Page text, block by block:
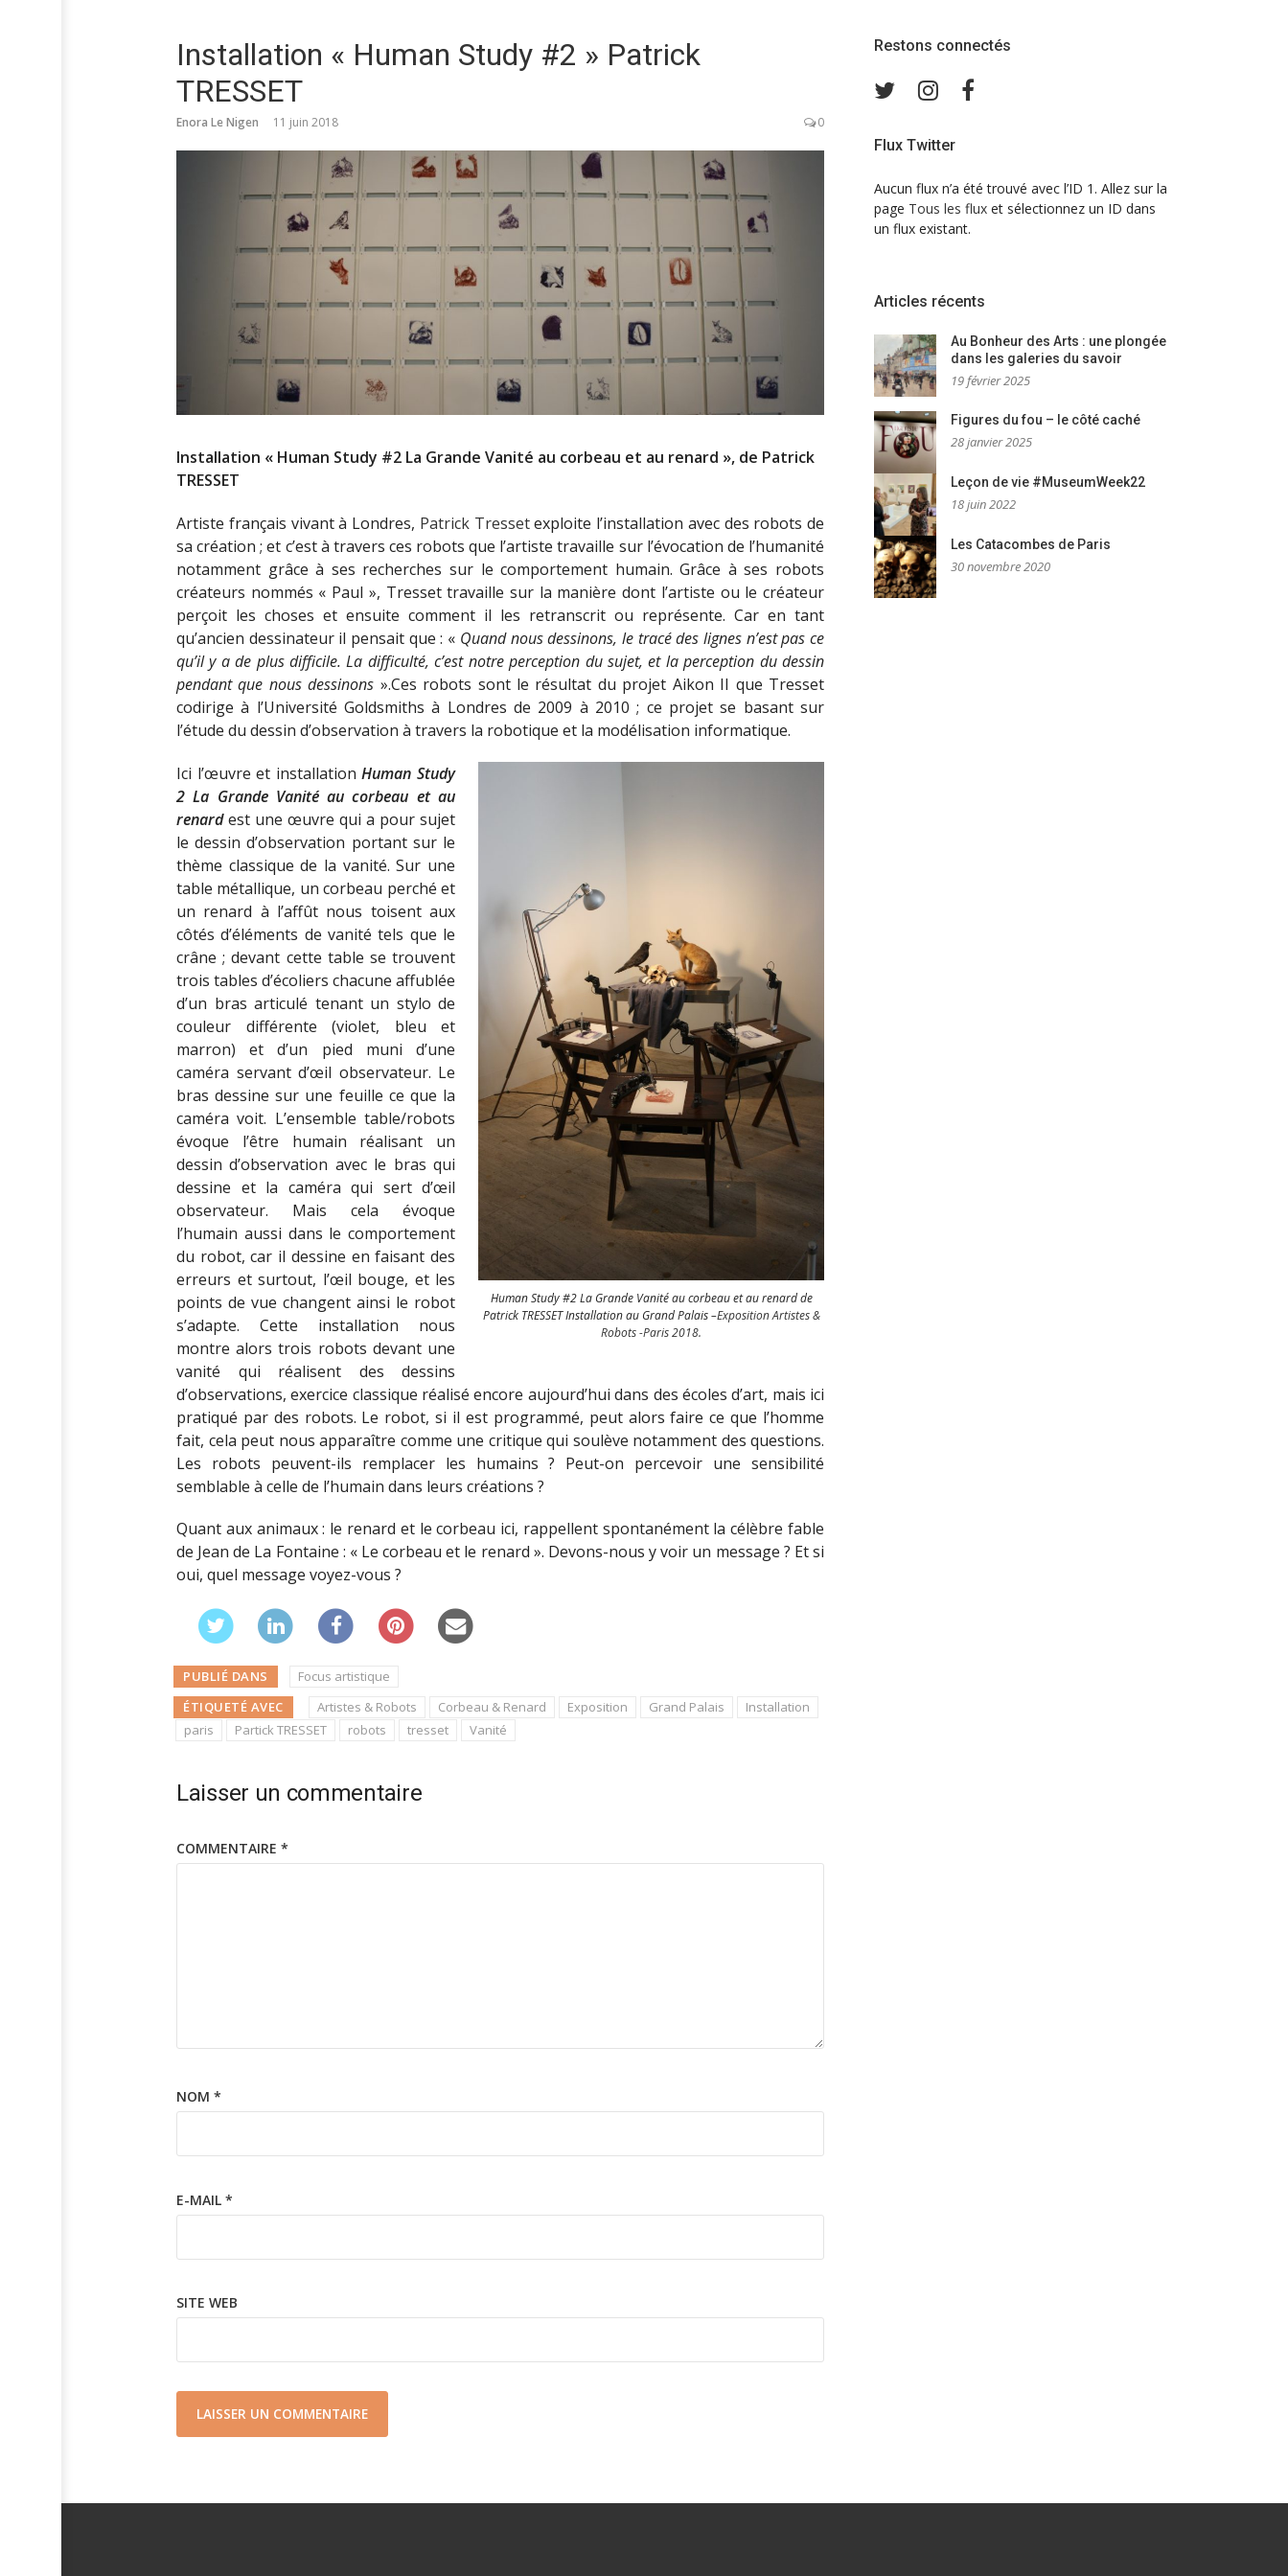
Installation « Human Study #2 » Patrick
TRESSET
Enora Le Nigen 11 juin 2018 0
Installation « Human Study #2 La Grande Vanité au corbeau et au renard », de Patrick
TRESSET
Artiste français vivant à Londres, Patrick Tressetexploite l’installation avec des robots de
sa création ; et c’est à travers ces robots que l’artiste travaille sur l’évocation de l’humanité
notamment grâce à ses recherches sur le comportement humain. Grâce à ses robots
créateurs nommés « Paul », Tresset travaille sur la manière dont l’artiste ou le créateur
perçoit les choses et ensuite comment il les retranscrit ou représente. Car en tant
qu’ancien dessinateur il pensait que : « Quand nous dessinons, le tracé des lignes n’est pas ce
qu’il y a de plus difficile. La difficulté, c’est notre perception du sujet, et la perception du dessin
pendant que nous dessinons ».Ces robots sont le résultat du projet Aikon II que Tresset
codirige à l’Université Goldsmiths à Londres de 2009 à 2010 ; ce projet se basant sur
l’étude du dessin d’observation à travers la robotique et la modélisation informatique.
Human Study #2 La Grande Vanité au corbeau et au renard de
Patrick TRESSET Installation au Grand Palais –Exposition Artistes &
Robots -Paris 2018.
Ici l’œuvre et installationHuman Study
2 La Grande Vanité au corbeau et au
renardest une œuvre qui a pour sujet
le dessin d’observation portant sur le
thème classique de la vanité. Sur une
table métallique, un corbeau perché et
un renard à l’affût nous toisent aux
côtés d’éléments de vanité tels que le
crâne ; devant cette table se trouvent
trois tables d’écoliers chacune affublée
d’un bras articulé tenant un stylo de
couleur différente (violet, bleu et
marron) et d’un pied muni d’une
caméra servant d’œil observateur. Le
bras dessine sur une feuille ce que la
caméra voit. L’ensemble table/robots
évoque l’être humain réalisant un
dessin d’observation avec le bras qui
dessine et la caméra qui sert d’œil
observateur. Mais cela évoque
l’humain aussi dans le comportement
du robot, car il dessine en faisant des
erreurs et surtout, l’œil bouge, et les
points de vue changent ainsi le robot
s’adapte. Cette installation nous
montre alors trois robots devant une
vanité qui réalisent des dessins
d’observations, exercice classique réalisé encore aujourd’hui dans des écoles d’art, mais ici
pratiqué par des robots. Le robot, si il est programmé, peut alors faire ce que l’homme
fait, cela peut nous apparaître comme une critique qui soulève notamment des questions.
Les robots peuvent-ils remplacer les humains ? Peut-on percevoir une sensibilité
semblable à celle de l’humain dans leurs créations ?
Quant aux animaux : le renard et le corbeau ici, rappellent spontanément la célèbre fable
de Jean de La Fontaine : « Le corbeau et le renard ». Devons-nous y voir un message ? Et si
oui, quel message voyez-vous ?
PUBLIÉ DANS
Focus artistique
ÉTIQUETÉ AVEC
Artistes & Robots Corbeau & Renard Exposition Grand Palais
Installation
paris
Partick TRESSET robots tresset Vanité
Laisser un commentaire
COMMENTAIRE *
NOM *
E-MAIL *
SITE WEB
Restons connectés
TwitterInstagram
Flux Twitter
Aucun flux n’a été trouvé avec l’ID 1. Allez sur la
page Tous les flux et sélectionnez un ID dans
un flux existant.
Articles récents
Au Bonheur des Arts : une plongée
dans les galeries du savoir
19 février 2025
Figures du fou – le côté caché
28 janvier 2025
Leçon de vie #MuseumWeek22
18 juin 2022
Les Catacombes de Paris
30 novembre 2020